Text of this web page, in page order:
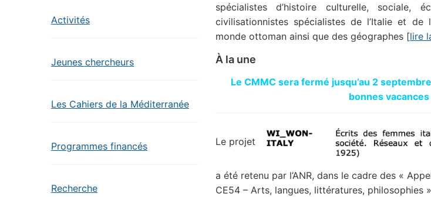
Activités
Jeunes chercheurs
Les Cahiers de la Méditerranée
Programmes financés
Recherche
spécialistes d’histoire culturelle, sociale,
civilisationnistes spécialistes de l’Italie et de
monde ottoman ainsi que des géographes [lire
À la une
Le CMMC sera fermé jusqu’au 2
bonnes vacances
Le projet
a été retenu par l’ANR, dans le cadre des «
CE54 – Arts, langues, littératures, philosophies